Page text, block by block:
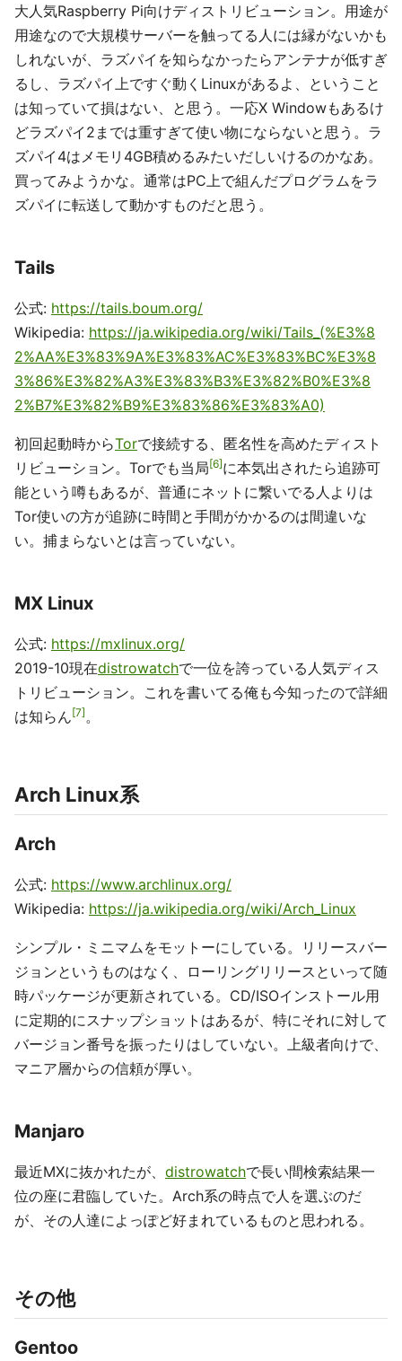
大人気Raspberry Pi向けディストリビューション。用途が
用途なので大規模サーバーを触ってる人には縁がないかも
しれないが、ラズパイを知らなかったらアンテナが低すぎ
るし、ラズパイ上ですぐ動くLinuxがあるよ、ということ
は知っていて損はない、と思う。一応X Windowもあるけ
どラズパイ2までは重すぎて使い物にならないと思う。ラ
ズパイ4はメモリ4GB積めるみたいだしいけるのかなあ。
買ってみようかな。通常はPC上で組んだプログラムをラ
ズパイに転送して動かすものだと思う。
Tails
公式: https://tails.boum.org/
Wikipedia: https://ja.wikipedia.org/wiki/Tails_(%E3%8
2%AA%E3%83%9A%E3%83%AC%E3%83%BC%E3%8
3%86%E3%82%A3%E3%83%B3%E3%82%B0%E3%8
2%B7%E3%82%B9%E3%83%86%E3%83%A0)
初回起動時からTorで接続する、匿名性を高めたディスト
リビューション。Torでも当局 6 に本気出されたら追跡可
能という噂もあるが、普通にネットに繋いでる人よりは
Tor使いの方が追跡に時間と手間がかかるのは間違いな
い。捕まらないとは言っていない。
MX Linux
公式: https://mxlinux.org/
2019-10現在distrowatchで一位を誇っている人気ディス
トリビューション。これを書いてる俺も今知ったので詳細
は知らん 7 。
Arch Linux系
Arch
公式: https://www.archlinux.org/
Wikipedia: https://ja.wikipedia.org/wiki/Arch_Linux
シンプル・ミニマムをモットーにしている。リリースバー
ジョンというものはなく、ローリングリリースといって随
時パッケージが更新されている。CD/ISOインストール用
に定期的にスナップショットはあるが、特にそれに対して
バージョン番号を振ったりはしていない。上級者向けで、
マニア層からの信頼が厚い。
Manjaro
最近MXに抜かれたが、 distrowatchで長い間検索結果一
位の座に君臨していた。Arch系の時点で人を選ぶのだ
が、その人達によっぽど好まれているものと思われる。
その他
Gentoo